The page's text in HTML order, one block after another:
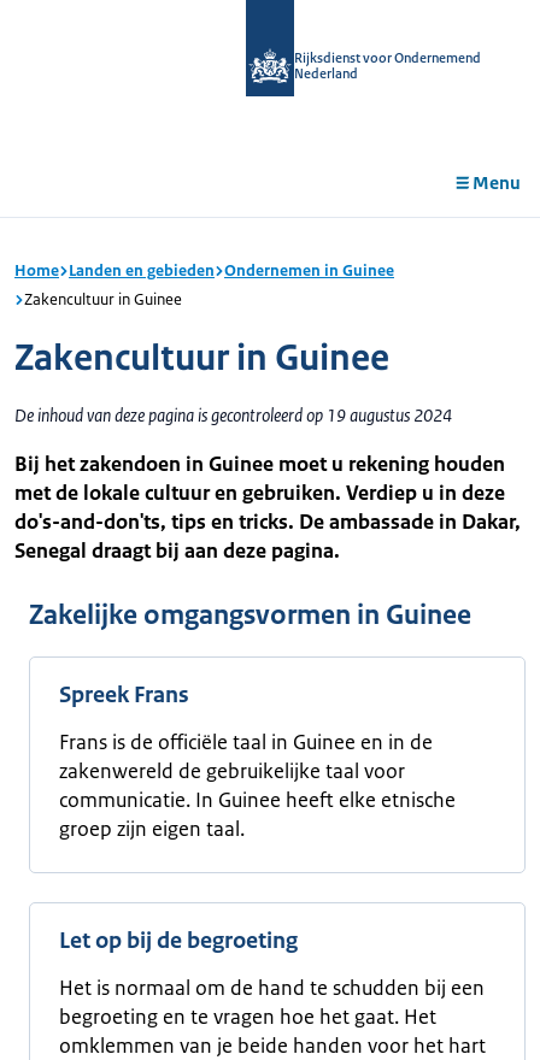
Rijksdienst voor Ondernemend
Nederland
Menu
Home Landen en gebieden Ondernemen in Guinee
Zakencultuur in Guinee
Zakencultuur in Guinee
De inhoud van deze pagina is gecontroleerd op 19 augustus 2024
Bij het zakendoen in Guinee moet u rekening houden
met de lokale cultuur en gebruiken. Verdiep u in deze
do's-and-don'ts, tips en tricks. De ambassade in Dakar,
Senegal draagt bij aan deze pagina.
Zakelijke omgangsvormen in Guinee
Spreek Frans
Frans is de officiële taal in Guinee en in de
zakenwereld de gebruikelijke taal voor
communicatie. In Guinee heeft elke etnische
groep zijn eigen taal.
Let op bij de begroeting
Het is normaal om de hand te schudden bij een
begroeting en te vragen hoe het gaat. Het
omklemmen van je beide handen voor het hart